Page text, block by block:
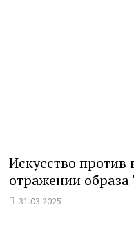
Искусство против
отражении
31.03.2025